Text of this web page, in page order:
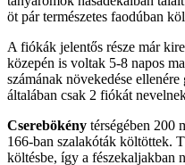
öt pár természetes faodúban
A fiókák jelentős része már
közepén is voltak 5-8 napos
számának növekedése
általában csak 2 fiókát
Cserebökény térségében 200
166-ban szalakóták költöttek.
költésbe, így a fészekaljakban